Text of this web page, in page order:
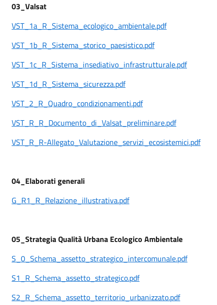
03_Valsat
VST_1a_R_Sistema_ecologico_ambientale.pdf
VST_1b_R_Sistema_storico_paesistico.pdf
VST_1c_R_Sistema_insediativo_infrastrutturale.pdf
VST_1d_R_Sistema_sicurezza.pdf
VST_2_R_Quadro_condizionamenti.pdf
VST_R_R_Documento_di_Valsat_preliminare.pdf
VST_R_R-Allegato_Valutazione_servizi_ecosistemici.pdf
04_Elaborati generali
G_R1_R_Relazione_illustrativa.pdf
05_Strategia Qualità Urbana Ecologico Ambientale
S_0_Schema_assetto_strategico_intercomunale.pdf
S1_R_Schema_assetto_strategico.pdf
S2_R_Schema_assetto_territorio_urbanizzato.pdf